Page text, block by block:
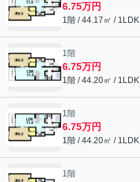
6.75万円
1階 / 44.17㎡ / 1LDK
1階
6.75万円
1階 / 44.20㎡ / 1LDK
1階
6.75万円
1階 / 44.20㎡ / 1LDK
1階